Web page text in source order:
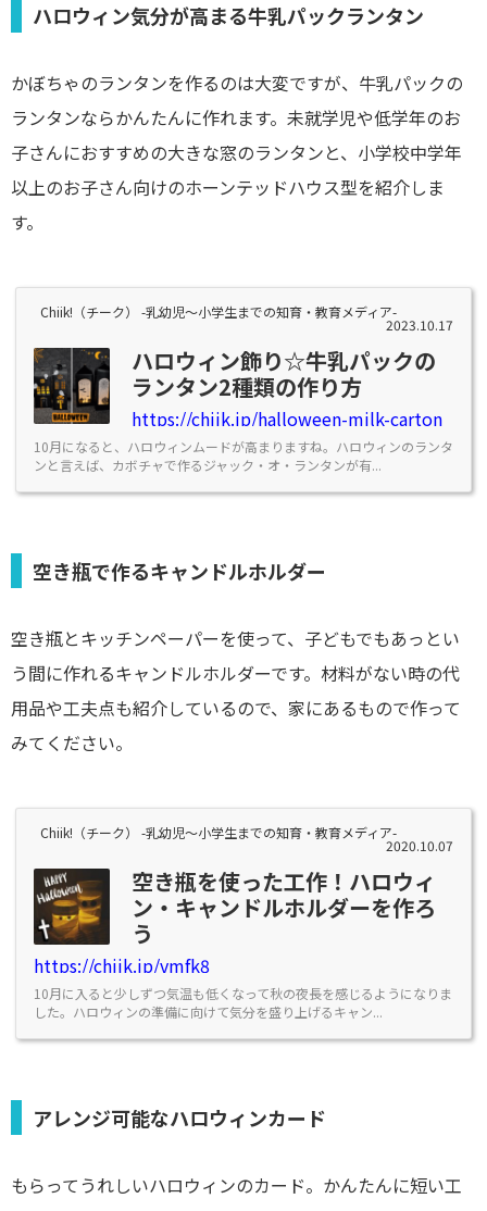
ハロウィン気分が高まる牛乳パックランタン
かぼちゃのランタンを作るのは大変ですが、牛乳パックの
ランタンならかんたんに作れます。未就学児や低学年のお
子さんにおすすめの大きな窓のランタンと、小学校中学年
以上のお子さん向けのホーンテッドハウス型を紹介しま
す。
Chiik!（チーク） -乳幼児〜小学生までの知育・教育メディア-
2023.10.17
ハロウィン飾り☆牛乳パックの
ランタン2種類の作り方
https://chiik.jp/halloween-milk-carton
10月になると、ハロウィンムードが高まりますね。ハロウィンのランタ
ンと言えば、カボチャで作るジャック・オ・ランタンが有...
空き瓶で作るキャンドルホルダー
空き瓶とキッチンペーパーを使って、子どもでもあっとい
う間に作れるキャンドルホルダーです。材料がない時の代
用品や工夫点も紹介しているので、家にあるもので作って
みてください。
Chiik!（チーク） -乳幼児〜小学生までの知育・教育メディア-
2020.10.07
空き瓶を使った工作！ハロウィ
ン・キャンドルホルダーを作ろ
う
https://chiik.jp/vmfk8
10月に入ると少しずつ気温も低くなって秋の夜長を感じるようになりま
した。ハロウィンの準備に向けて気分を盛り上げるキャン...
アレンジ可能なハロウィンカード
もらってうれしいハロウィンのカード。かんたんに短い工